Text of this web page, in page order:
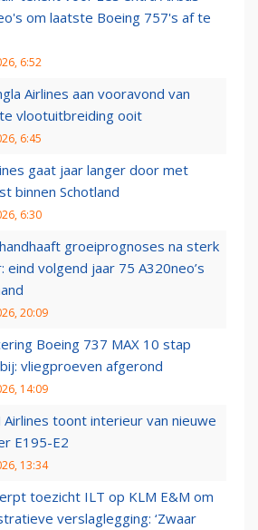
om laatste Boeing 757's af te
6:52
Airlines aan vooravond van
vlootuitbreiding ooit
6:45
gaat jaar langer door met
binnen Schotland
6:30
groeiprognoses na sterk
eind volgend jaar 75 A320neo’s
20:09
Boeing 737 MAX 10 stap
vliegproeven afgerond
14:09
Airlines toont interieur van nieuwe
E195-E2
13:34
toezicht ILT op KLM E&M om
verslaglegging: ‘Zwaar